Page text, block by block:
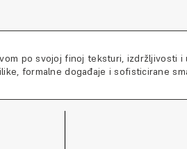
po svojoj finoj teksturi,
formalne događaje i sofisticirane